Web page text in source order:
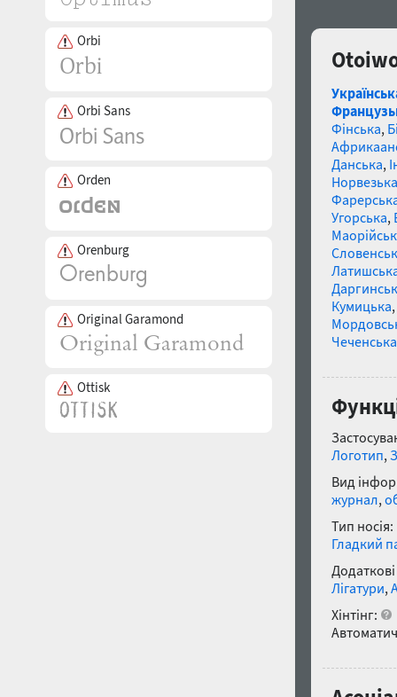
Orbi
Orbi Sans
Orden
Orenburg
Original Garamond
Ottisk
Фінська,
Данська,
Норвезька
Угорська,
Кумицька,
Чеченська
Логотип,
Вид
журнал,
Тип носія:
Гладкий
Лігатури,
Хінтінг: